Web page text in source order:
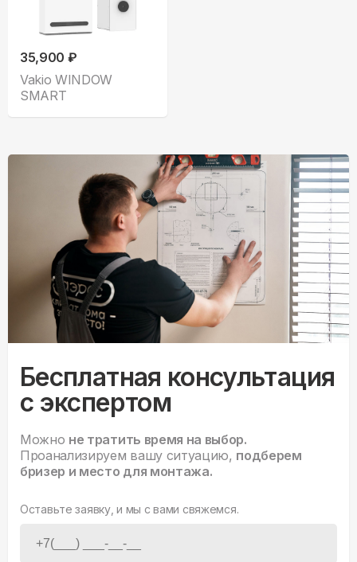
35,900 ₽
Vakio WINDOW
SMART
Бесплатная консультация
с экспертом
Можно не тратить время на выбор.
Проанализируем вашу ситуацию, подберем
бризер и место для монтажа.
Оставьте заявку, и мы с вами свяжемся.